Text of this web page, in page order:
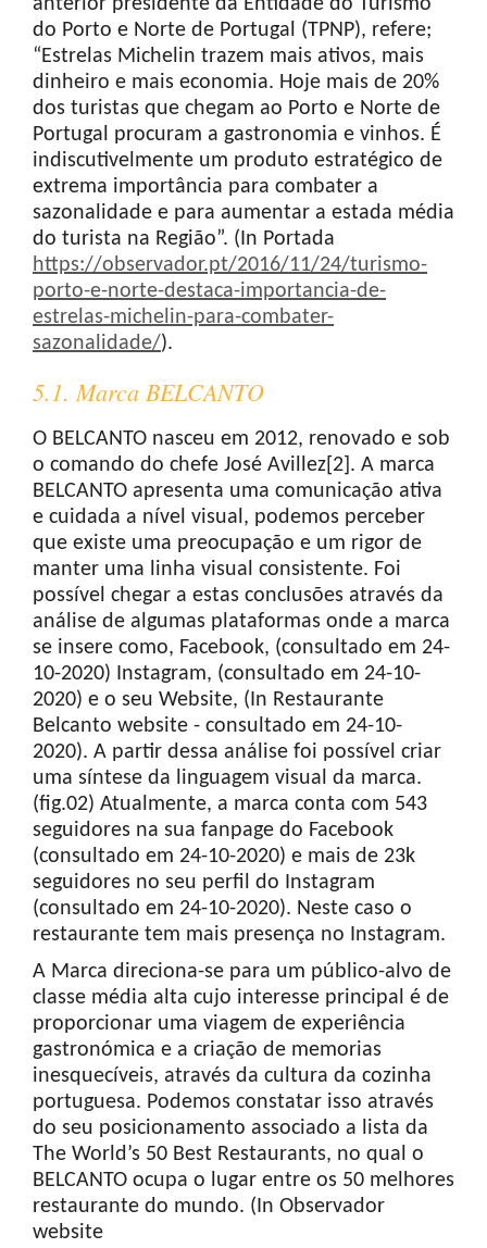
do Porto e Norte de Portugal (TPNP), refere;
“Estrelas Michelin trazem mais ativos, mais
dinheiro e mais economia. Hoje mais de 20%
dos turistas que chegam ao Porto e Norte de
Portugal procuram a gastronomia e vinhos. É
indiscutivelmente um produto estratégico de
extrema importância para combater a
sazonalidade e para aumentar a estada média
do turista na Região”. (In Portada
https://observador.pt/2016/11/24/turismo-
porto-e-norte-destaca-importancia-de-
estrelas-michelin-para-combater-
sazonalidade/).
5.1. Marca BELCANTO
O BELCANTO nasceu em 2012, renovado e sob
o comando do chefe José Avillez[2]. A marca
BELCANTO apresenta uma comunicação ativa
e cuidada a nível visual, podemos perceber
que existe uma preocupação e um rigor de
manter uma linha visual consistente. Foi
possível chegar a estas conclusões através da
análise de algumas plataformas onde a marca
se insere como, Facebook, (consultado em 24-
10-2020) Instagram, (consultado em 24-10-
2020) e o seu Website, (In Restaurante
Belcanto website - consultado em 24-10-
2020). A partir dessa análise foi possível criar
uma síntese da linguagem visual da marca.
(fig.02) Atualmente, a marca conta com 543
seguidores na sua fanpage do Facebook
(consultado em 24-10-2020) e mais de 23k
seguidores no seu perfil do Instagram
(consultado em 24-10-2020). Neste caso o
restaurante tem mais presença no Instagram.
A Marca direciona-se para um público-alvo de
classe média alta cujo interesse principal é de
proporcionar uma viagem de experiência
gastronómica e a criação de memorias
inesquecíveis, através da cultura da cozinha
portuguesa. Podemos constatar isso através
do seu posicionamento associado a lista da
The World’s 50 Best Restaurants, no qual o
BELCANTO ocupa o lugar entre os 50 melhores
restaurante do mundo. (In Observador
website